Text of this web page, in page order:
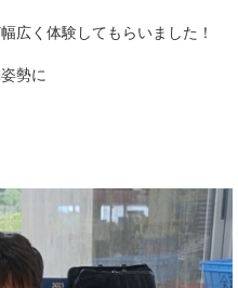
広く体験してもらいました！
勢に